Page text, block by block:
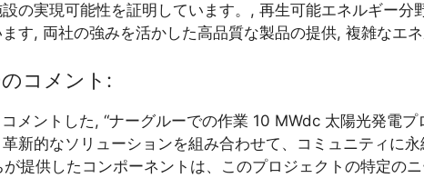
の実現可能性を証明しています。, 再生可能エネルギー
す, 両社の強みを活かした高品質な製品の提供, 複雑なエ
コメント:
メントした, “ナーグルーでの作業 10 MWdc 太陽光発電
新的なソリューションを組み合わせて、コミュニティに
提供したコンポーネントは、このプロジェクトの特定の